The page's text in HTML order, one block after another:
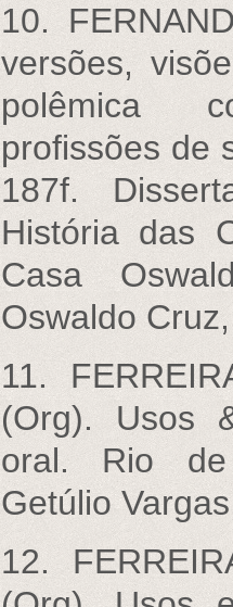
10.
versões,
polêmica
profissões de
187f.
História das
Casa
Oswaldo
11.
(Org). Usos
oral. Rio de
Getúlio
12.